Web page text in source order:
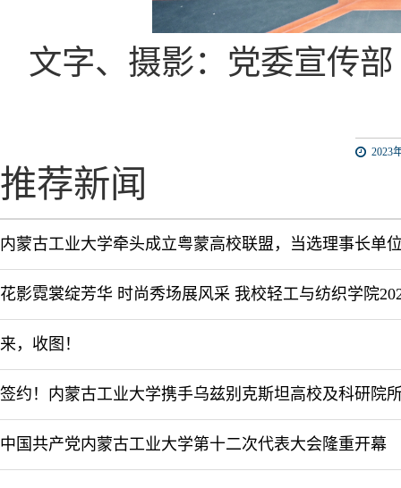
文字、摄影：党委宣传部
2023
推荐新闻
内蒙古工业大学牵头成立粤蒙高校联盟，当选理事长单
来，收图！
中国共产党内蒙古工业大学第十二次代表大会隆重开幕